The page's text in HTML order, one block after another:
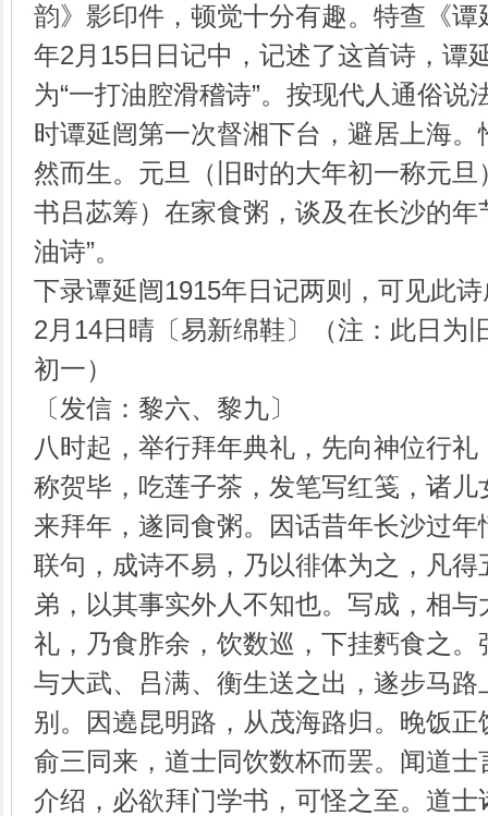
韵》影印件，顿觉十分有趣。特查《
年2月15日日记中，记述了这首诗，谭
为“一打油腔滑稽诗”。按现代人通俗说
时谭延闿第一次督湘下台，避居上海
然而生。元旦（旧时的大年初一称元
书吕苾筹）在家食粥，谈及在长沙的年
油诗”。
下录谭延闿1915年日记两则，可见此
2月14日晴〔易新绵鞋〕（注：此日为
初一）
〔发信：黎六、黎九〕
八时起，举行拜年典礼，先向神位行
称贺毕，吃莲子茶，发笔写红笺，诸
来拜年，遂同食粥。因话昔年长沙过
联句，成诗不易，乃以徘体为之，凡
弟，以其事实外人不知也。写成，相
礼，乃食胙余，饮数巡，下挂麫食之
与大武、吕满、衡生送之出，遂步马
别。因遶昆明路，从茂海路归。晚饭
俞三同来，道士同饮数杯而罢。闻道
介绍，必欲拜门学书，可怪之至。道